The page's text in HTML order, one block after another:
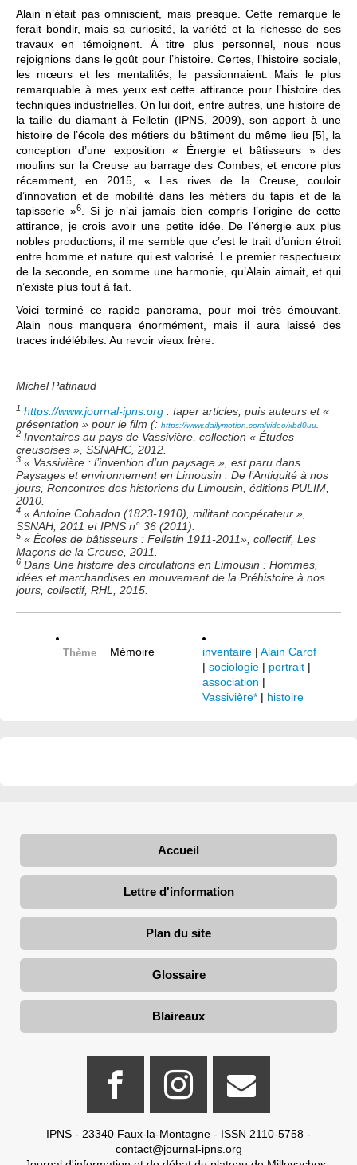
Alain n’était pas omniscient, mais presque. Cette remarque le
ferait bondir, mais sa curiosité, la variété et la richesse de ses
travaux en témoignent. À titre plus personnel, nous nous
rejoignions dans le goût pour l’histoire. Certes, l’histoire sociale,
les mœurs et les mentalités, le passionnaient. Mais le plus
remarquable à mes yeux est cette attirance pour l’histoire des
techniques industrielles. On lui doit, entre autres, une histoire de
la taille du diamant à Felletin (IPNS, 2009), son apport à une
histoire de l’école des métiers du bâtiment du même lieu [5], la
conception d’une exposition « Énergie et bâtisseurs » des
moulins sur la Creuse au barrage des Combes, et encore plus
récemment, en 2015, « Les rives de la Creuse, couloir
d’innovation et de mobilité dans les métiers du tapis et de la
tapisserie »6. Si je n’ai jamais bien compris l’origine de cette
attirance, je crois avoir une petite idée. De l’énergie aux plus
nobles productions, il me semble que c’est le trait d’union étroit
entre homme et nature qui est valorisé. Le premier respectueux
de la seconde, en somme une harmonie, qu’Alain aimait, et qui
n’existe plus tout à fait.
Voici terminé ce rapide panorama, pour moi très émouvant.
Alain nous manquera énormément, mais il aura laissé des
traces indélébiles. Au revoir vieux frère.
Michel Patinaud
1 https://www.journal-ipns.org : taper articles, puis auteurs et «
présentation » pour le film (: https://www.dailymotion.com/video/xbd0uu.
2 Inventaires au pays de Vassivière, collection « Études
creusoises », SSNAHC, 2012.
3 « Vassivière : l’invention d’un paysage », est paru dans
Paysages et environnement en Limousin : De l’Antiquité à nos
jours, Rencontres des historiens du Limousin, éditions PULIM,
2010.
4 « Antoine Cohadon (1823-1910), militant coopérateur »,
SSNAH, 2011 et IPNS n° 36 (2011).
5 « Écoles de bâtisseurs : Felletin 1911-2011», collectif, Les
Maçons de la Creuse, 2011.
6 Dans Une histoire des circulations en Limousin : Hommes,
idées et marchandises en mouvement de la Préhistoire à nos
jours, collectif, RHL, 2015.
Thème Mémoire inventaire | Alain Carof
| sociologie | portrait |
association |
Vassivière* | histoire
Accueil
Lettre d'information
Plan du site
Glossaire
Blaireaux
IPNS - 23340 Faux-la-Montagne - ISSN 2110-5758 -
contact@journal-ipns.org